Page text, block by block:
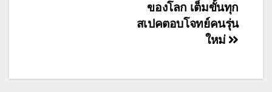
ของโลก เต็มขั้นทุก
สเปคตอบโจทย์คนรุ่น
ใหม่